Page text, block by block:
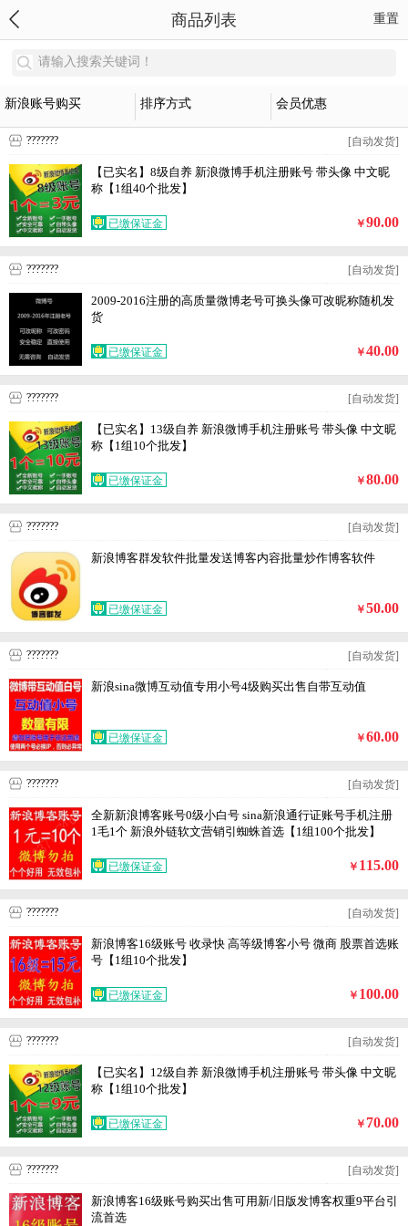
商品列表 重置
请输入搜索关键词！
新浪账号购买 排序方式 会员优惠
??????? [自动发货]
【已实名】8级自养 新浪微博手机注册账号 带头像 中文昵
称【1组40个批发】
已缴保证金 ￥90.00
??????? [自动发货]
2009-2016注册的高质量微博老号可换头像可改昵称随机发
货
已缴保证金 ￥40.00
??????? [自动发货]
【已实名】13级自养 新浪微博手机注册账号 带头像 中文昵
称【1组10个批发】
已缴保证金 ￥80.00
??????? [自动发货]
新浪博客群发软件批量发送博客内容批量炒作博客软件
已缴保证金 ￥50.00
??????? [自动发货]
新浪sina微博互动值专用小号4级购买出售自带互动值
已缴保证金 ￥60.00
??????? [自动发货]
全新新浪博客账号0级小白号 sina新浪通行证账号手机注册
1毛1个 新浪外链软文营销引蜘蛛首选【1组100个批发】
已缴保证金 ￥ 115.00
??????? [自动发货]
新浪博客16级账号 收录快 高等级博客小号 微商 股票首选账
号【1组10个批发】
已缴保证金 ￥ 100.00
??????? [自动发货]
【已实名】12级自养 新浪微博手机注册账号 带头像 中文昵
称【1组10个批发】
已缴保证金 ￥ 70.00
??????? [自动发货]
新浪博客16级账号购买出售可用新/旧版发博客权重9平台引
流首选